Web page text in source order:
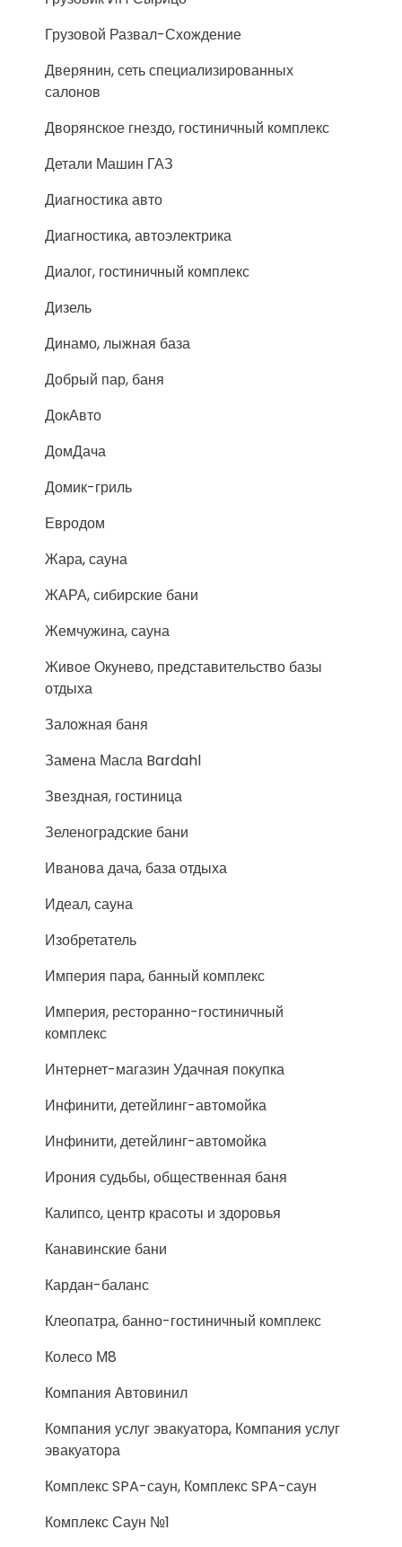
Грузовой Развал-Схождение
Дверянин, сеть специализированных
салонов
Дворянское гнездо, гостиничный комплекс
Детали Машин ГАЗ
Диагностика авто
Диагностика, автоэлектрика
Диалог, гостиничный комплекс
Дизель
Динамо, лыжная база
Добрый пар, баня
ДокАвто
ДомДача
Домик-гриль
Евродом
Жара, сауна
ЖАРА, сибирские бани
Жемчужина, сауна
Живое Окунево, представительство базы
отдыха
Заложная баня
Замена Масла Bardahl
Звездная, гостиница
Зеленоградские бани
Иванова дача, база отдыха
Идеал, сауна
Изобретатель
Империя пара, банный комплекс
Империя, ресторанно-гостиничный
комплекс
Интернет-магазин Удачная покупка
Инфинити, детейлинг-автомойка
Инфинити, детейлинг-автомойка
Ирония судьбы, общественная баня
Калипсо, центр красоты и здоровья
Канавинские бани
Кардан-баланс
Клеопатра, банно-гостиничный комплекс
Колесо М8
Компания Автовинил
Компания услуг эвакуатора, Компания услуг
эвакуатора
Комплекс SPA-саун, Комплекс SPA-саун
Комплекс Саун №1